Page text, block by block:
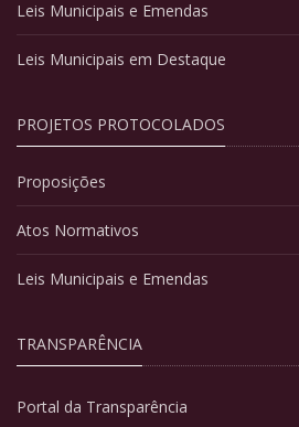
Leis Municipais e Emendas
Leis Municipais em Destaque
PROJETOS PROTOCOLADOS
Proposições
Atos Normativos
Leis Municipais e Emendas
TRANSPARÊNCIA
Portal da Transparência